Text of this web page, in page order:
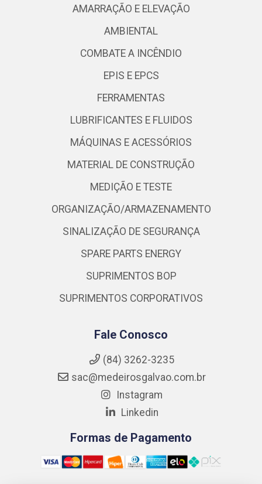
AMARRAÇÃO E ELEVAÇÃO
AMBIENTAL
COMBATE A INCÊNDIO
EPIS E EPCS
FERRAMENTAS
LUBRIFICANTES E FLUIDOS
MÁQUINAS E ACESSÓRIOS
MATERIAL DE CONSTRUÇÃO
MEDIÇÃO E TESTE
ORGANIZAÇÃO/ARMAZENAMENTO
SINALIZAÇÃO DE SEGURANÇA
SPARE PARTS ENERGY
SUPRIMENTOS BOP
SUPRIMENTOS CORPORATIVOS
Fale Conosco
(84) 3262-3235
sac@medeirosgalvao.com.br
Instagram
Linkedin
Formas de Pagamento